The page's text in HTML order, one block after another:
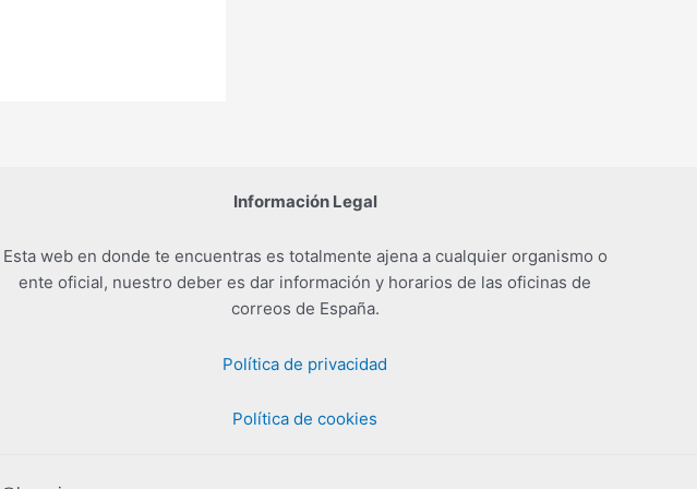
Información Legal
Esta web en donde te encuentras es totalmente ajena a cualquier organismo o
ente oficial, nuestro deber es dar información y horarios de las oficinas de
correos de España.
Política de privacidad
Política de cookies